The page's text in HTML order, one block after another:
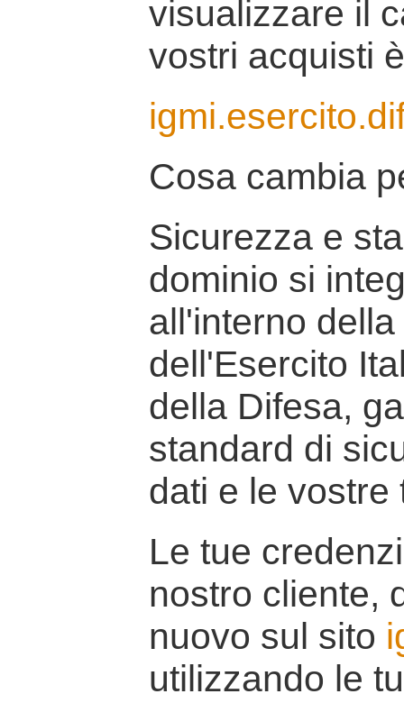
visualizzare il
vostri acquisti
Cosa cambia
Sicurezza e
dominio si
all'interno
dell'Esercito
della Difesa,
standard di
dati e le vostre
Le tue
nostro cliente,
nuovo sul sito
utilizzando le